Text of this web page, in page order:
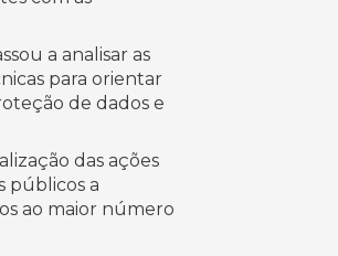
a analisar as
para orientar
de dados e
das ações
públicos a
ao maior número